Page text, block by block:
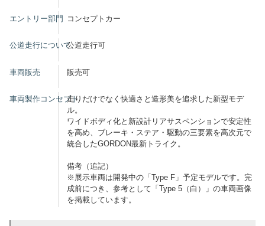
エントリー部門 コンセプトカー
公道走行について公道走行可
車両販売 販売可
車両製作コンセプト走りだけでなく快適さと造形美を追求した新型モデ
ル。
ワイドボディ化と新設計リアサスペンションで安定性
を高め、ブレーキ・ステア・駆動の三要素を高次元で
統合したGORDON最新トライク。
備考（追記）
※展示車両は開発中の「Type F」予定モデルです。完
成前につき、参考として「Type 5（白）」の車両画像
を掲載しています。